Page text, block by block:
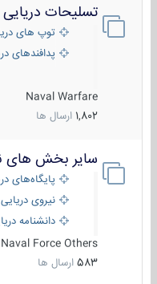
تسلیحات دریایی
توپ های
پدافندهای
Naval Warfare
1,802 ارسال ها
سایر بخش های
پایگاه‌های
نیروی
دانشنامه
Naval Force Others
583 ارسال ها